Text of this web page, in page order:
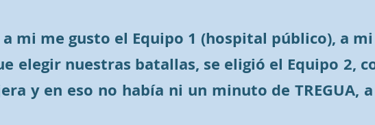
mi me gusto el Equipo 1 (hospital público), a
elegir nuestras batallas, se eligió el Equipo 2,
y en eso no había ni un minuto de